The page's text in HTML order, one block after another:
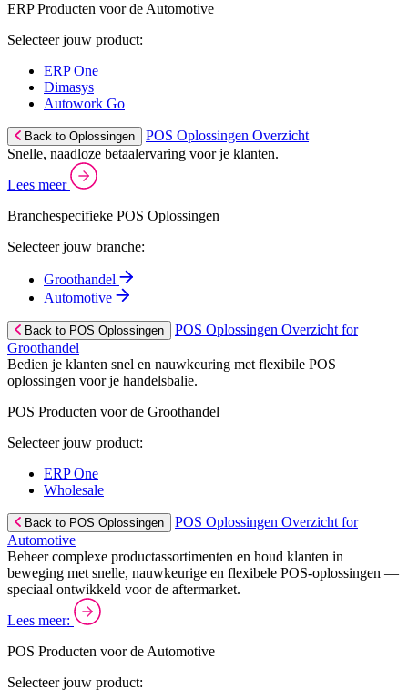
ERP Producten voor de Automotive
Selecteer jouw product:
ERP One
Dimasys
Autowork Go
Back to Oplossingen
POS Oplossingen Overzicht
Snelle, naadloze betaalervaring voor je klanten.
Lees meer
Branchespecifieke POS Oplossingen
Selecteer jouw branche:
Groothandel
Automotive
Back to POS Oplossingen
POS Oplossingen Overzicht for
Groothandel
Bedien je klanten snel en nauwkeuring met flexibile POS
oplossingen voor je handelsbalie.
POS Producten voor de Groothandel
Selecteer jouw product:
ERP One
Wholesale
Back to POS Oplossingen
POS Oplossingen Overzicht for
Automotive
Beheer complexe productassortimenten en houd klanten in
beweging met snelle, nauwkeurige en flexibele POS-oplossingen —
speciaal ontwikkeld voor de aftermarket.
Lees meer:
POS Producten voor de Automotive
Selecteer jouw product: